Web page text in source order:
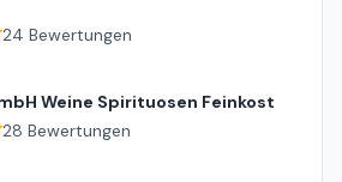
24 Bewertungen
Weine Spirituosen Feinkost
28 Bewertungen